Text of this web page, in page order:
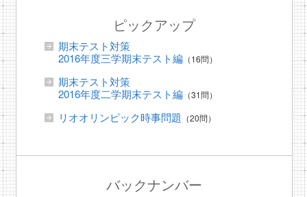
ピックアップ
期末テスト対策
2016年度三学期末テスト編（16問）
期末テスト対策
2016年度二学期末テスト編（31問）
リオオリンピック時事問題 （20問）
バックナンバー